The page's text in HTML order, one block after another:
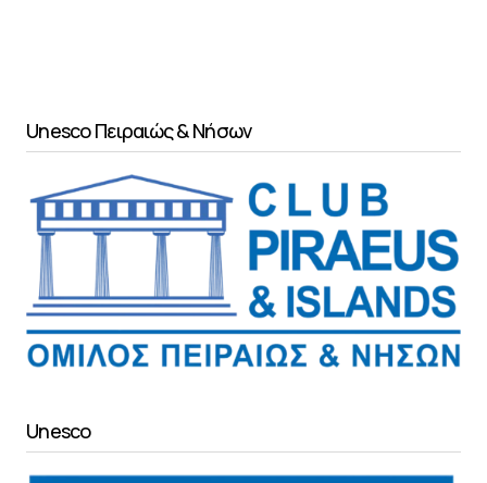
Unesco Πειραιώς & Νήσων
Unesco